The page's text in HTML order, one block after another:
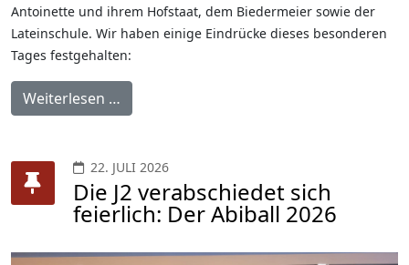
Antoinette und ihrem Hofstaat, dem Biedermeier sowie der
Lateinschule. Wir haben einige Eindrücke dieses besonderen
Tages festgehalten:
Weiterlesen …
22. JULI 2026
Die J2 verabschiedet sich
feierlich: Der Abiball 2026